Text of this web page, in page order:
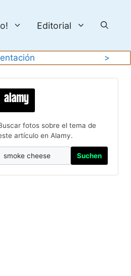
Editorial
>
fotos sobre el tema de
artículo en Alamy.
Suchen